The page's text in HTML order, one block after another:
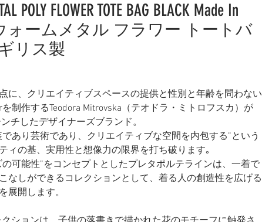
POLY FLOWER TOTE BAG BLACK Made In
ウォームメタル フラワー トートバ
リス製
に、クリエイティブスペースの提供と性別と年齢を問わない
を制作するTeodora Mitrovska（テオドラ・ミトロフスカ）が
チしたデザイナーズブランド。
であり芸術であり、クリエイティブな空間を内包する”という
ィの基、実用性と想像力の限界を打ち破ります｡
の可能性”をコンセプトとしたプレタポルテラインは、一着で
なしができるコレクションとして、着る人の創造性を広げる
展開します。